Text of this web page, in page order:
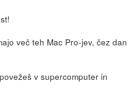
več teh Mac Pro-jev, čez dan
v supercomputer in